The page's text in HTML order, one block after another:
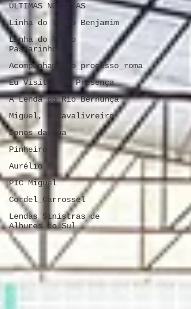
ÚLTIMAS NOTÍCIAS
Linha do Tempo Benjamim
Linha do Tempo
Passarinho
Acompanhamento_processo_roma
Eu Visito Tua Presença
A Lenda do Rio Bernunça
Miguel, o Cavalivreiro
Donos da Rua
Pinheiro
Aurélio
PIC Miguel
Cordel_Carrossel
Lendas Sinistras de
Alhures do Sul